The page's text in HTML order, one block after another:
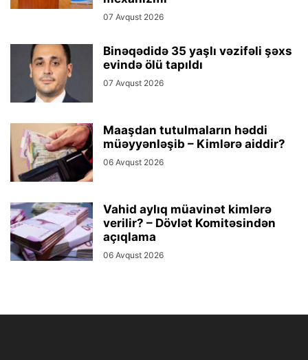
07 Avqust 2026
Binəqədidə 35 yaşlı vəzifəli şəxs
evində ölü tapıldı
07 Avqust 2026
Maaşdan tutulmaların həddi
müəyyənləşib – Kimlərə aiddir?
06 Avqust 2026
Vahid aylıq müavinət kimlərə
verilir? – Dövlət Komitəsindən
açıqlama
06 Avqust 2026